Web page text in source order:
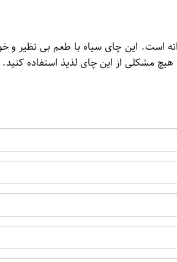
بردن از چای روزانه است. این چای سیاه با طعم
مشکلی از این چای لذیذ استفاده